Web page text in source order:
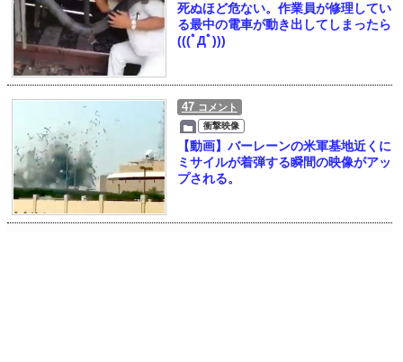
死ぬほど危ない。作業員が修理してい
る最中の電車が動き出してしまったら
(((ﾟДﾟ)))
47 コメント
衝撃映像
【動画】バーレーンの米軍基地近くに
ミサイルが着弾する瞬間の映像がアッ
プされる。